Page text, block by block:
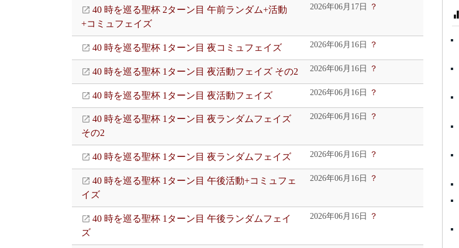
40 時を巡る聖杯 2ターン目 午前ランダム+活動
+コミュフェイズ
2026年06月17日 ？
40 時を巡る聖杯 1ターン目 夜コミュフェイズ 2026年06月16日 ？
40 時を巡る聖杯 1ターン目 夜活動フェイズ その2 2026年06月16日 ？
40 時を巡る聖杯 1ターン目 夜活動フェイズ 2026年06月16日 ？
40 時を巡る聖杯 1ターン目 夜ランダムフェイズ
その2
2026年06月16日 ？
40 時を巡る聖杯 1ターン目 夜ランダムフェイズ 2026年06月16日 ？
40 時を巡る聖杯 1ターン目 午後活動+コミュフェ
イズ
2026年06月16日 ？
40 時を巡る聖杯 1ターン目 午後ランダムフェイ
ズ
2026年06月16日 ？